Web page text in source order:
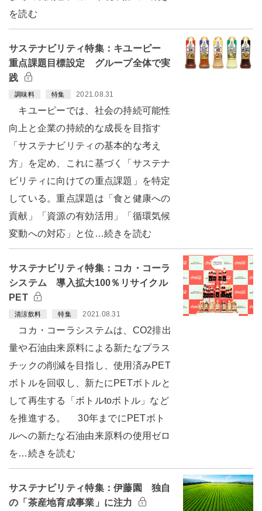
を読む
サステナビリティ特集：キユーピー
重点課題目標設定 グループ全体で実
践
調味料 特集 2021.08.31
キユーピーでは、社会の持続可能性
向上と企業の持続的な成長を目指す
「サステナビリティの基本的な考え
方」を定め、これに基づく「サステナ
ビリティに向けての重点課題」を特定
している。重点課題は「食と健康への
貢献」「資源の有効活用」「循環気候
変動への対応」と位…続きを読む
サステナビリティ特集：コカ・コーラ
システム 導入拡大100％リサイクル
PET
清涼飲料 特集 2021.08.31
コカ・コーラシステムは、CO2排出
量や石油由来原料による新たなプラス
チックの削減を目指し、使用済みPET
ボトルを回収し、新たにPETボトルと
して再生する「ボトルtoボトル」など
を推進する。 30年までにPETボト
ルへの新たな石油由来原料の使用ゼロ
を…続きを読む
サステナビリティ特集：伊藤園 独自
の「茶産地育成事業」に注力